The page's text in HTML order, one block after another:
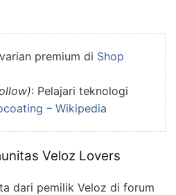
premium di Shop
: Pelajari teknologi
– Wikipedia
Veloz Lovers
dari pemilik Veloz di forum